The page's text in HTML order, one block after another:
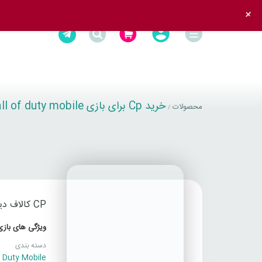
محصولات / خرید Cp برای بازی call of duty mobile
CP کالاف دیوتی موبایل
ویژگی های
دسته بندی
Mobile
+